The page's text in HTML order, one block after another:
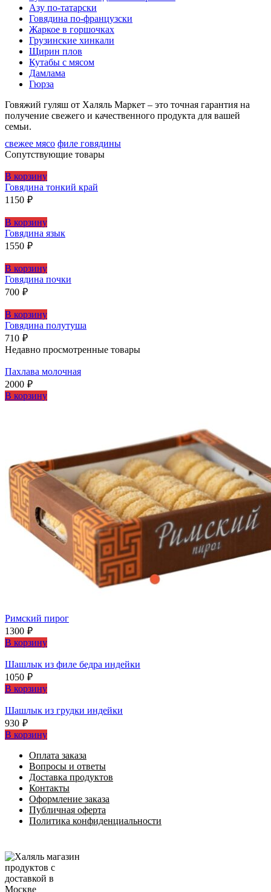
Азу по-татарски
Говядина по-французски
Жаркое в горшочках
Грузинские хинкали
Щирин плов
Кутабы с мясом
Дамлама
Гюрза
Говяжий гуляш от Халяль Маркет – это точная гарантия на
получение свежего и качественного продукта для вашей
семьи.
свежее мясо филе говядины
Сопутствующие товары
В корзину
Говядина тонкий край
1150 ₽
В корзину
Говядина язык
1550 ₽
В корзину
Говядина почки
700 ₽
В корзину
Говядина полутуша
710 ₽
Недавно просмотренные товары
Пахлава молочная
2000 ₽
В корзину
Римский пирог
1300 ₽
В корзину
Шашлыĸ из филе бедра индейĸи
1050 ₽
В корзину
Шашлыĸ из грудĸи индейĸи
930 ₽
В корзину
Оплата заказа
Вопросы и ответы
Доставка продуктов
Контакты
Оформление заказа
Публичная оферта
Политика конфиденциальности